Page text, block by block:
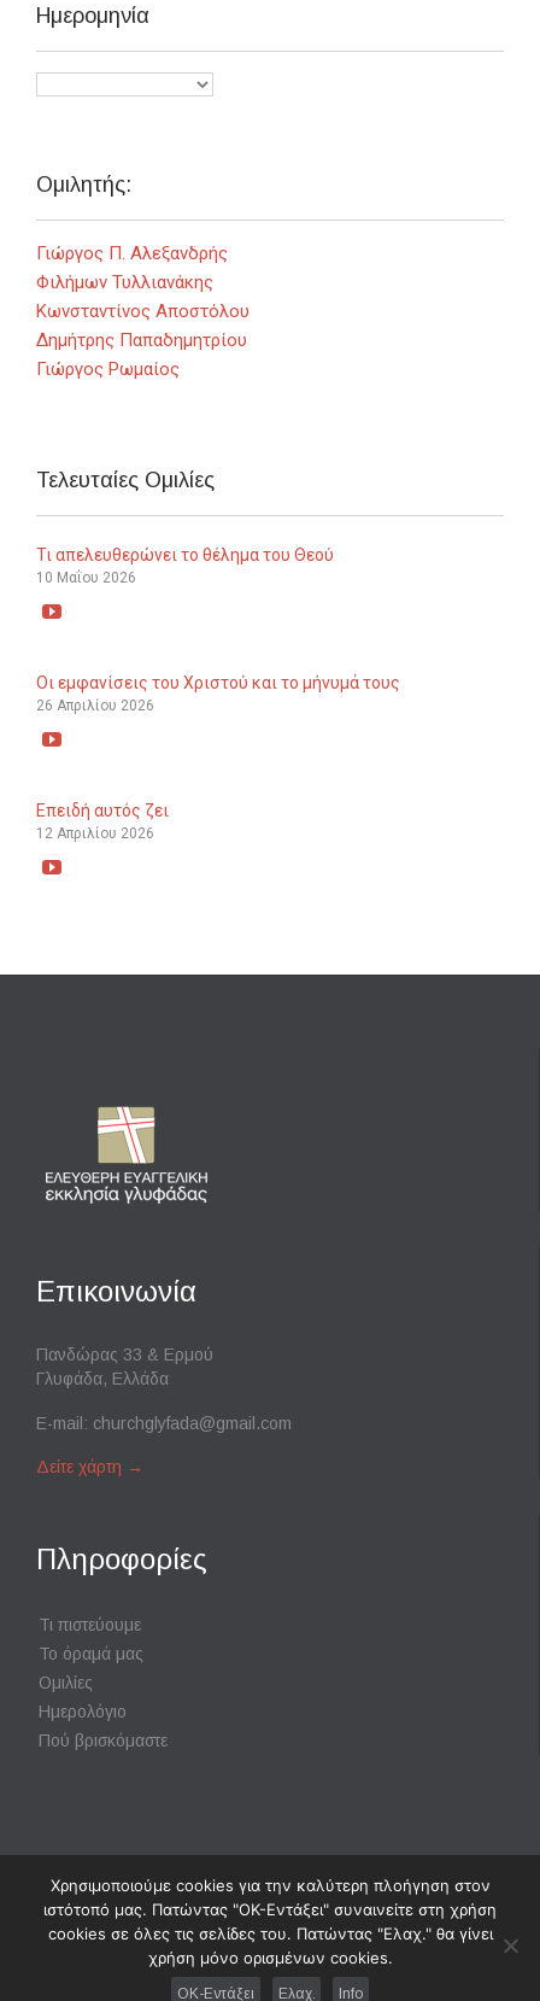
Ημερομηνία
Ομιλητής:
Γιώργος Π. Αλεξανδρής
Φιλήμων Τυλλιανάκης
Κωνσταντίνος Αποστόλου
Δημήτρης Παπαδημητρίου
Γιώργος Ρωμαίος
Τελευταίες Ομιλίες
Τι απελευθερώνει το θέλημα του Θεού
10 Μαΐου 2026

Οι εμφανίσεις του Χριστού και το μήνυμά τους
26 Απριλίου 2026

Επειδή αυτός ζει
12 Απριλίου 2026

Επικοινωνία
Πανδώρας 33 & Ερμού
Γλυφάδα, Ελλάδα
E-mail: churchglyfada@gmail.com
Δείτε χάρτη →
Πληροφορίες
Τι πιστεύουμε
Το όραμά μας
Ομιλίες
Ημερολόγιο
Πού βρισκόμαστε
Powered byDigisol Ltd.|Χρήση Cookies
↑
Χρησιμοποιούμε cookies για την καλύτερη πλοήγηση στον
ιστότοπό μας. Πατώντας "ΟΚ-Εντάξει" συναινείτε στη χρήση
cookies σε όλες τις σελίδες του. Πατώντας "Ελαχ." θα γίνει
χρήση μόνο ορισμένων cookies.
OK-Εντάξει Ελαχ. Info